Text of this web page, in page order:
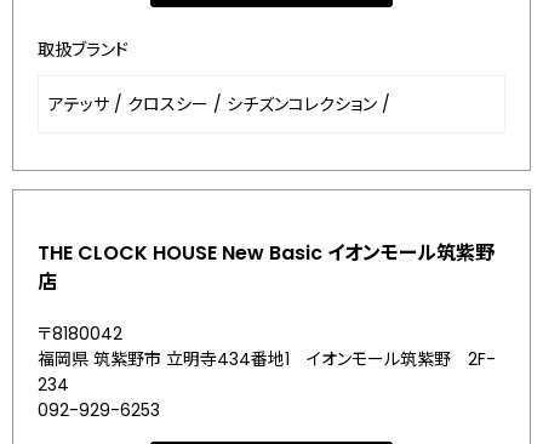
取扱ブランド
アテッサ / クロスシー / シチズンコレクション /
THE CLOCK HOUSE New Basic イオンモール筑紫野
店
〒8180042
福岡県 筑紫野市 立明寺434番地1 イオンモール筑紫野 2F-
234
092-929-6253